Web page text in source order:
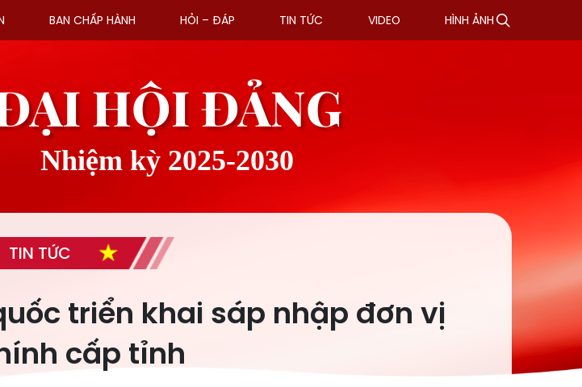
BAN CHẤP HÀNH HỎI – ĐÁP TIN TỨC VIDEO HÌNH ẢNH
HỘI ĐẢNG
Nhiệm kỳ 2025-2030
TIN TỨC
triển khai sáp nhập đơn vị
cấp tỉnh